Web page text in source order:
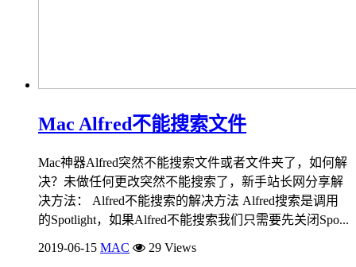
Mac Alfred不能搜索文件
Mac神器Alfred突然不能搜索文件或者文件夹了，如何解
决？未做任何更改突然不能搜索了，新手站长网分享解
决方法： Alfred不能搜索的解决方法 Alfred搜索是调用
的Spotlight，如果Alfred不能搜索我们只需要先关闭Spo...
2019-06-15 MAC 29 Views